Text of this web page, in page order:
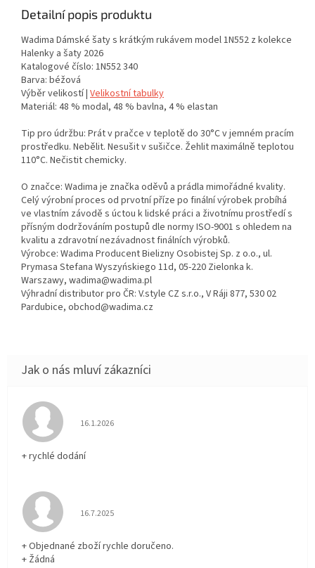
Detailní popis produktu
Wadima Dámské šaty s krátkým rukávem model 1N552 z kolekce
Halenky a šaty 2026
Katalogové číslo: 1N552 340
Barva: béžová
Výběr velikostí | Velikostní tabulky
Materiál: 48 % modal, 48 % bavlna, 4 % elastan
Tip pro údržbu: Prát v pračce v teplotě do 30°C v jemném pracím
prostředku. Nebělit. Nesušit v sušičce. Žehlit maximálně teplotou
110°C. Nečistit chemicky.
O značce: Wadima je značka oděvů a prádla mimořádné kvality.
Celý výrobní proces od prvotní příze po finální výrobek probíhá
ve vlastním závodě s úctou k lidské práci a životnímu prostředí s
přísným dodržováním postupů dle normy ISO-9001 s ohledem na
kvalitu a zdravotní nezávadnost finálních výrobků.
Výrobce: Wadima Producent Bielizny Osobistej Sp. z o.o., ul.
Prymasa Stefana Wyszyńskiego 11d, 05-220 Zielonka k.
Warszawy, wadima@wadima.pl
Výhradní distributor pro ČR: V.style CZ s.r.o., V Ráji 877, 530 02
Pardubice, obchod@wadima.cz
Hodnocení obchodu je 5 z 5 hvězdiček.
16.1.2026
+ rychlé dodání
Hodnocení obchodu je 5 z 5 hvězdiček.
16.7.2025
+ Objednané zboží rychle doručeno.
+ Žádná